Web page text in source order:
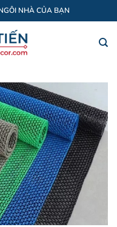
NHÀ CỦA BẠN